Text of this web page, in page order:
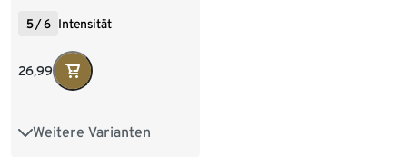
5 /6 Intensität
26,99
Weitere Varianten
L M S XL